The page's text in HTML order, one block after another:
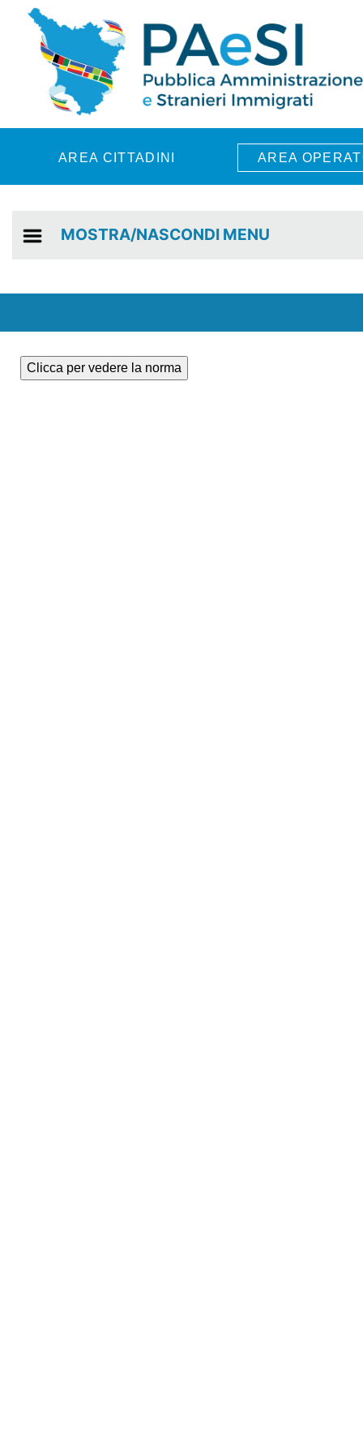
Skip to main content
AREA CITTADINI AREA
MOSTRA/NASCONDI MENU
Clicca per vedere la norma